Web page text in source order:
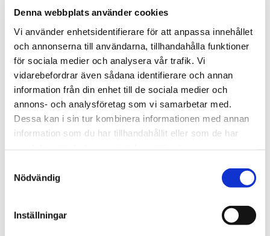
Denna webbplats använder cookies
Vi använder enhetsidentifierare för att anpassa innehållet
och annonserna till användarna, tillhandahålla funktioner
för sociala medier och analysera vår trafik. Vi
vidarebefordrar även sådana identifierare och annan
information från din enhet till de sociala medier och
annons- och analysföretag som vi samarbetar med.
Dessa kan i sin tur kombinera informationen med annan
information som du har tillhandahållit eller som de har
Nödvändig
Inställningar
010-202 93 14
sara.engstrom.askelin@svefa.se